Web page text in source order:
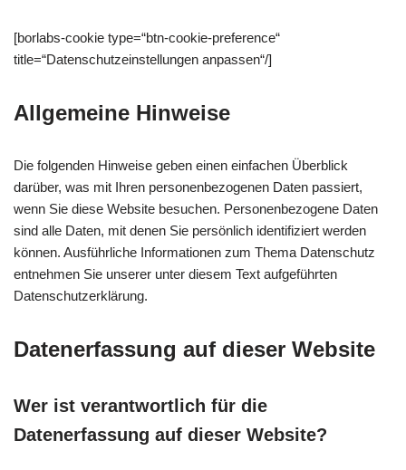
[borlabs-cookie type=“btn-cookie-preference“
title=“Datenschutzeinstellungen anpassen“/]
Allgemeine Hinweise
Die folgenden Hinweise geben einen einfachen Überblick
darüber, was mit Ihren personenbezogenen Daten passiert,
wenn Sie diese Website besuchen. Personenbezogene Daten
sind alle Daten, mit denen Sie persönlich identifiziert werden
können. Ausführliche Informationen zum Thema Datenschutz
entnehmen Sie unserer unter diesem Text aufgeführten
Datenschutzerklärung.
Datenerfassung auf dieser Website
Wer ist verantwortlich für die
Datenerfassung auf dieser Website?